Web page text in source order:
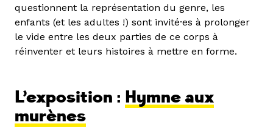
questionnent la représentation du genre, les
enfants (et les adultes !) sont invité·es à prolonger
le vide entre les deux parties de ce corps à
réinventer et leurs histoires à mettre en forme.
L’exposition : Hymne aux
murènes